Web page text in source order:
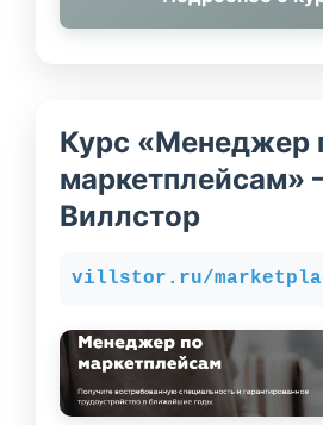
Курс «Менеджер
маркетплейсам»
Виллстор
villstor.ru/